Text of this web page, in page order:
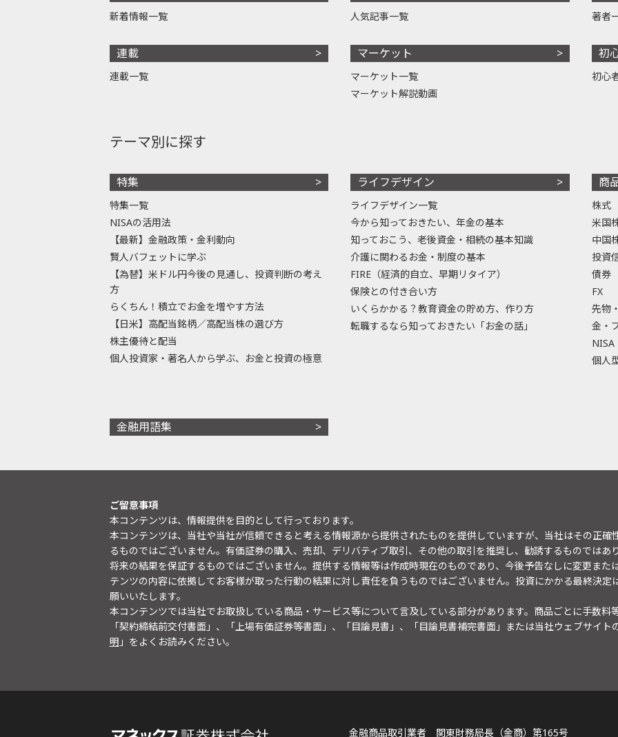
新着情報一覧
連載
連載一覧
人気記事一覧
マーケット
マーケット一覧
マーケット解説動画
著者
初
初心
テーマ別に探す
特集
特集一覧
NISAの活用法
【最新】金融政策・金利動向
賢人バフェットに学ぶ
【為替】米ドル円今後の見通し、投資判断の考え
方
らくちん！積立でお金を増やす方法
【日米】高配当銘柄／高配当株の選び方
株主優待と配当
個人投資家・著名人から学ぶ、お金と投資の極意
ライフデザイン
ライフデザイン一覧
今から知っておきたい、年金の基本
知っておこう、老後資金・相続の基本知識
介護に関わるお金・制度の基本
FIRE（経済的自立、早期リタイア）
保険との付き合い方
いくらかかる？教育資金の貯め方、作り方
転職するなら知っておきたい「お金の話」
商
株式
米国
中国
投資
債券
FX
先物
金・
NISA
個人
金融用語集
ご留意事項
本コンテンツは、情報提供を目的として行っております。
本コンテンツは、当社や当社が信頼できると考える情報源から提供されたものを提供していますが、当社はその正
るものではございません。有価証券の購入、売却、デリバティブ取引、その他の取引を推奨し、勧誘するものではあ
将来の結果を保証するものではございません。提供する情報等は作成時現在のものであり、今後予告なしに変更また
テンツの内容に依拠してお客様が取った行動の結果に対し責任を負うものではございません。投資にかかる最終決
願いいたします。
本コンテンツでは当社でお取扱している商品・サービス等について言及している部分があります。商品ごとに手数料
「契約締結前交付書面」、「上場有価証券等書面」、「目論見書」、「目論見書補完書面」または当社ウェブサイト
明 」をよくお読みください。
金融商品取引業者 関東財務局長（金商）第165号